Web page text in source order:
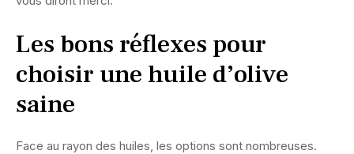
Les bons réflexes pour
choisir une huile d’olive
saine
Face au rayon des huiles, les options sont nombreuses.